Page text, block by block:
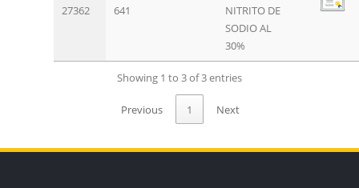
27362 641
NITRITO DE
SODIO AL
30%
Showing 1 to 3 of 3 entries
Previous 1 Next